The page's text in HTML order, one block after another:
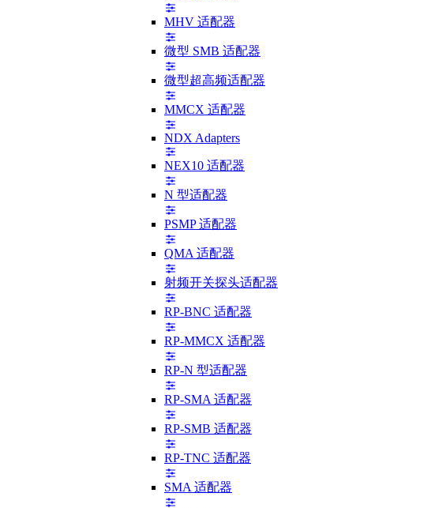
MHV 适配器
微型 SMB 适配器
微型超高频适配器
MMCX 适配器
NDX Adapters
NEX10 适配器
N 型适配器
PSMP 适配器
QMA 适配器
射频开关探头适配器
RP-BNC 适配器
RP-MMCX 适配器
RP-N 型适配器
RP-SMA 适配器
RP-SMB 适配器
RP-TNC 适配器
SMA 适配器